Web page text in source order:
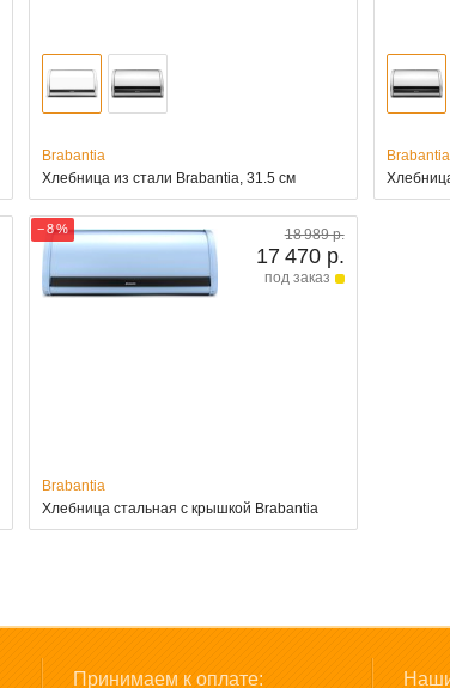
Brabantia
Хлебница из стали Brabantia, 31.5 см
Brabantia
− 8 % 18 989 р.
17 470 р.
под заказ
Brabantia
Хлебница стальная с крышкой Brabantia
Принимаем к оплате: